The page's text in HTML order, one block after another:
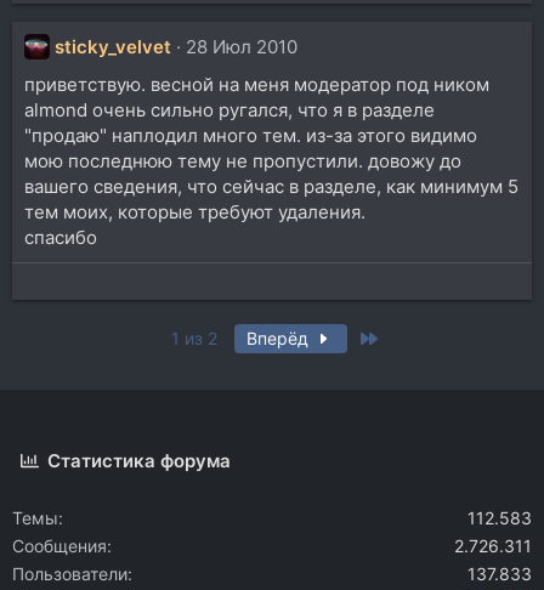
sticky_velvet
28 Июл 2010
приветствую. весной на меня модератор под ником
almond очень сильно ругался, что я в разделе
"продаю" наплодил много тем. из-за этого видимо
мою последнюю тему не пропустили. довожу до
вашего сведения, что сейчас в разделе, как минимум 5
тем моих, которые требуют удаления.
спасибо
1 из 2 Вперёд
Статистика форума
Темы
112.583
Сообщения
2.726.311
Пользователи
137.833